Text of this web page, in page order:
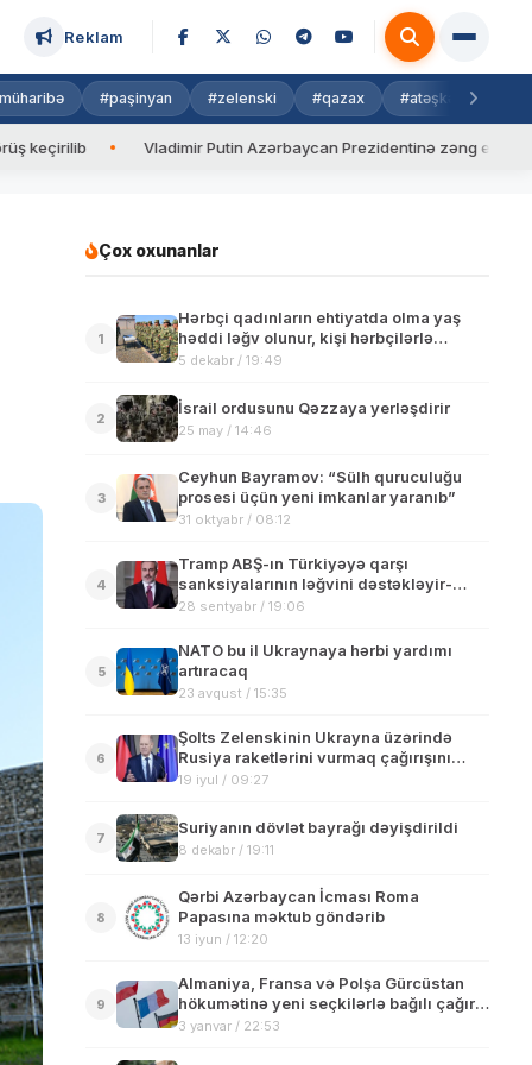
Reklam
#paşinyan #zelenski #qazax #atəşkəs
Vladimir Putin Azərbaycan Prezidentinə zəng edib
Çox oxunanlar
1
Hərbçi qadınların ehtiyatda olma yaş
həddi ləğv olunur, kişi hərbçilərlə
bərabərləşdirilir
5 dekabr / 19:49
2
İsrail ordusunu Qəzzaya yerləşdirir
25 may / 14:46
3
Ceyhun Bayramov: “Sülh quruculuğu
prosesi üçün yeni imkanlar yaranıb”
31 oktyabr / 08:12
4
Tramp ABŞ-ın Türkiyəyə qarşı
sanksiyalarının ləğvini dəstəkləyir-
Hakan Fidan
28 sentyabr / 19:06
5
NATO bu il Ukraynaya hərbi yardımı
artıracaq
23 avqust / 15:35
6
Şolts Zelenskinin Ukrayna üzərində
Rusiya raketlərini vurmaq çağırışını
rədd edib
19 iyul / 09:27
7
Suriyanın dövlət bayrağı dəyişdirildi
8 dekabr / 19:11
8
Qərbi Azərbaycan İcması Roma
Papasına məktub göndərib
13 iyun / 12:20
9
Almaniya, Fransa və Polşa Gürcüstan
hökumətinə yeni seçkilərlə bağılı çağırış
edib
3 yanvar / 22:53